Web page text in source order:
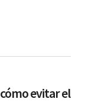
evitar el